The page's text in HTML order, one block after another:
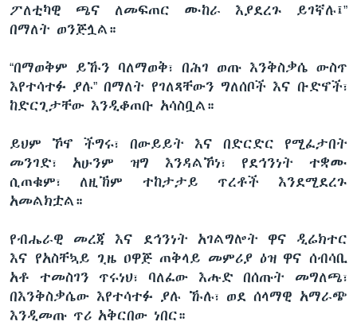
ፖለቲካዊ ጫና ለመፍጠር ሙከራ እያደረጉ ይገኛሉ፤”
በማለት ወንጅሏል።
“በማወቅም ይኹን ባለማወቅ፣ በሕገ ወጡ እንቅስቃሴ ውስጥ
እየተሳተፉ ያሉ” በማለት የገለጻቸውን ግለሰቦች እና ቡድኖች፣
ከድርጊታቸው እንዲቆጠቡ አሳስቧል።
ይህም ኾኖ ችግሩ፣ በውይይት እና በድርድር የሚፈታበት
መንገድ፣ አሁንም ዝግ እንዳልኾነ፣ የደኅንነት ተቋሙ
ሲጠቁም፣ ለዚኽም ተከታታይ ጥረቶች እንደሚደረጉ
አመልክቷል።
የብሔራዊ መረጃ እና ደኅንነት አገልግሎት ዋና ዲሬክተር
እና የአስቸኳይ ጊዜ ዐዋጅ ጠቅላይ መምሪያ ዕዝ ዋና ሰብሳቢ
አቶ ተመስገን ጥሩነህ፣ ባለፈው እሑድ በሰጡት መግለጫ፣
በእንቅስቃሴው እየተሳተፉ ያሉ ኹሉ፣ ወደ ሰላማዊ አማራጭ
እንዲመጡ ጥሪ አቅርበው ነበር።